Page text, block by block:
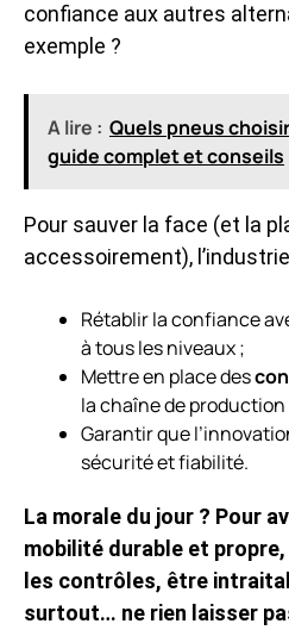
confiance aux autres
exemple ?
A lire : Quels pneus
guide complet et conseils
Pour sauver la face (et la
accessoirement),
Rétablir la confiance
à tous les niveaux ;
Mettre en place des
la chaîne de production
Garantir que
sécurité et fiabilité.
La morale du jour ? Pour
mobilité durable et
les contrôles, être
surtout… ne rien laisser